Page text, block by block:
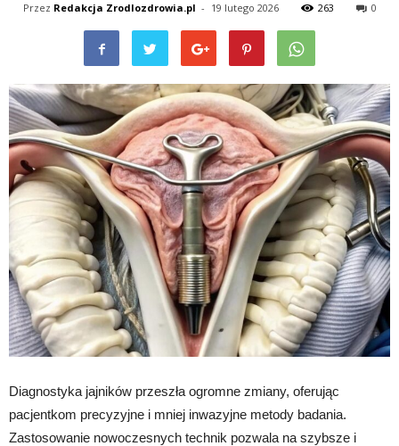
Przez Redakcja Zrodlozdrowia.pl - 19 lutego 2026 263 0
Diagnostyka jajników przeszła ogromne zmiany, oferując
pacjentkom precyzyjne i mniej inwazyjne metody badania.
Zastosowanie nowoczesnych technik pozwala na szybsze i